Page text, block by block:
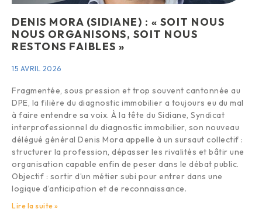
DENIS MORA (SIDIANE) : « SOIT NOUS
NOUS ORGANISONS, SOIT NOUS
RESTONS FAIBLES »
15 AVRIL 2026
Fragmentée, sous pression et trop souvent cantonnée au
DPE, la filière du diagnostic immobilier a toujours eu du mal
à faire entendre sa voix. À la tête du Sidiane, Syndicat
interprofessionnel du diagnostic immobilier, son nouveau
délégué général Denis Mora appelle à un sursaut collectif :
structurer la profession, dépasser les rivalités et bâtir une
organisation capable enfin de peser dans le débat public.
Objectif : sortir d’un métier subi pour entrer dans une
logique d’anticipation et de reconnaissance.
Lire la suite »